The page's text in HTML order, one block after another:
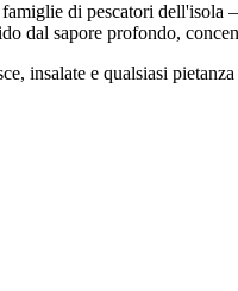
di pescatori dell'isola
dal sapore profondo,
insalate e qualsiasi